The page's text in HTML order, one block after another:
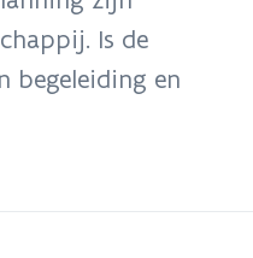
Is de
begeleiding en